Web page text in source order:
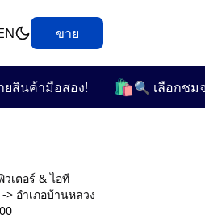
ขาย
ามือสอง! 🛍️ 🔍 เลือกชมจา
วเตอร์ & ไอที
> อำเภอบ้านหลวง